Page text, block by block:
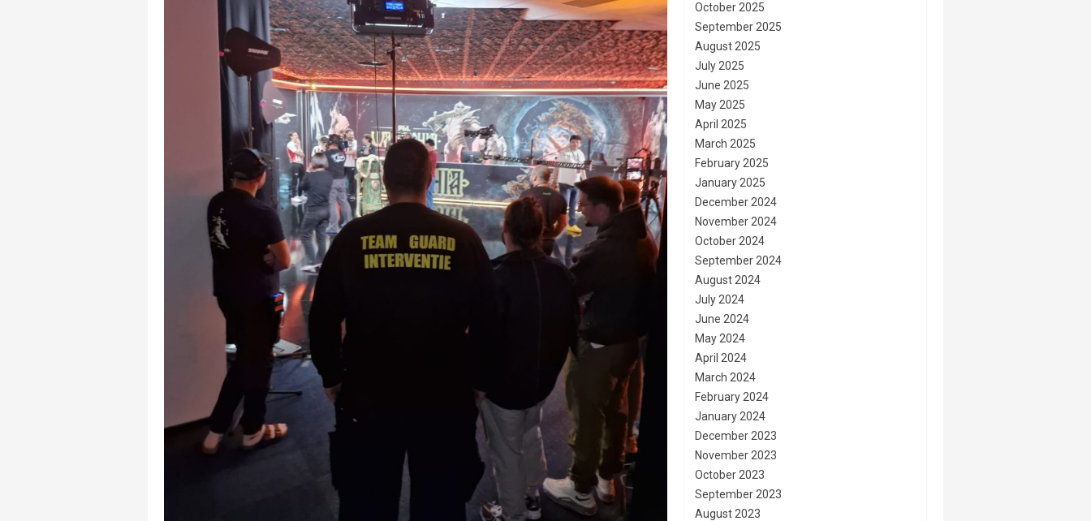
October 2025
September 2025
August 2025
July 2025
June 2025
May 2025
April 2025
March 2025
February 2025
January 2025
December 2024
November 2024
October 2024
September 2024
August 2024
July 2024
June 2024
May 2024
April 2024
March 2024
February 2024
January 2024
December 2023
November 2023
October 2023
September 2023
August 2023